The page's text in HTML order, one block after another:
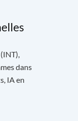
dans
IA en